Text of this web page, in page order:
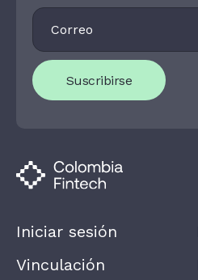
Footer
Newsletter
Suscribirse
I
O
U
A
R
N
,
V
T
H
Iniciar sesión
Vinculación